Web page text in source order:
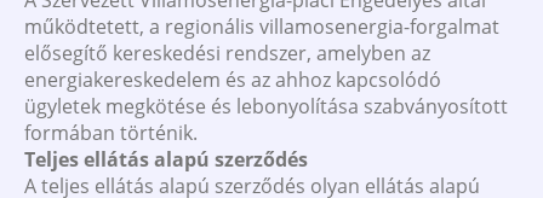
működtetett, a regionális villamosenergia-forgalmat
elősegítő kereskedési rendszer, amelyben az
energiakereskedelem és az ahhoz kapcsolódó
ügyletek megkötése és lebonyolítása szabványosított
formában történik.
Teljes ellátás alapú szerződés
A teljes ellátás alapú szerződés olyan ellátás alapú